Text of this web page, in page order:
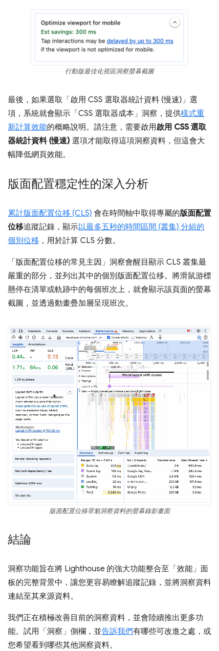
行動版最佳化視區洞察螢幕截圖
最後，如果選取「啟用 CSS 選取器統計資料 (慢速)」 選
項，系統就會顯示「CSS 選取器成本」 洞察，提供樣式重
新計算效能的概略說明。請注意，需要啟用啟用 CSS 選取
器統計資料 (慢速) 選項才能取得這項洞察資料，但這會大
幅降低網頁效能。
版面配置穩定性的深入分析
累計版面配置位移 (CLS) 會在時間軸中取得專屬的版面配置
位移追蹤記錄，顯示以最多五秒的時間區間 (叢集) 分組的
個別位移 ，用於計算 CLS 分數。
「版面配置位移的常見主因」 洞察會醒目顯示 CLS 叢集最
嚴重的部分，並列出其中的個別版面配置位移。將滑鼠游標
懸停在清單或軌跡中的每個班次上，就會顯示該頁面的螢幕
截圖，並透過動畫疊加層呈現班次。
版面配置位移罪魁洞察資料的螢幕錄影畫面
結論
洞察功能旨在將 Lighthouse 的強大功能整合至「效能」 面
板的完整背景中，讓您更容易瞭解追蹤記錄，並將洞察資料
連結至其來源資料。
我們正在積極改善目前的洞察資料，並會陸續推出更多功
能。試用「洞察」側欄，並告訴我們有哪些可改進之處，或
您希望看到哪些其他洞察資料。